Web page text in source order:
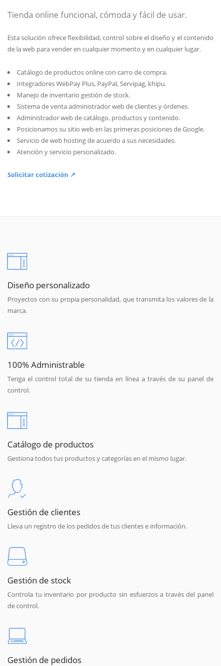
Tienda online funcional, cómoda y fácil de usar.
Esta solución ofrece flexibilidad, control sobre el diseño y el contenido
de la web para vender en cualquier momento y en cualquier lugar.
Catálogo de productos online con carro de compra.
Integradores WebPay Plus, PayPal, Servipag, khipu.
Manejo de inventario gestión de stock.
Sistema de venta administrador web de clientes y órdenes.
Administrador web de catálogo, productos y contenido.
Posicionamos su sitio web en las primeras posiciones de Google.
Servicio de web hosting de acuerdo a sus necesidades.
Atención y servicio personalizado.
Solicitar cotización ↗
Diseño personalizado
Proyectos con su propia personalidad, que transmita los valores de la
marca.
100% Administrable
Tenga el control total de su tienda en línea a través de su panel de
control.
Catálogo de productos
Gestiona todos tus productos y categorías en el mismo lugar.
Gestión de clientes
Lleva un registro de los pedidos de tus clientes e información.
Gestión de stock
Controla tu inventario por producto sin esfuerzos a través del panel
de control.
Gestión de pedidos